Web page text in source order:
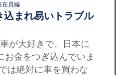
在員編
込まれ易いトラブル
が大好きで、日本に
お金をつぎ込んでいま
は絶対に車を買わな